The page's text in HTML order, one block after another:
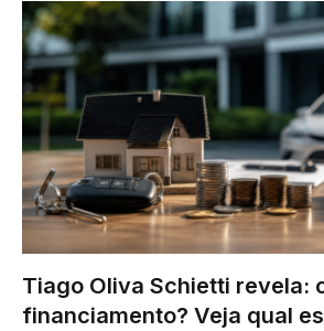
Tiago Oliva Schietti revela:
financiamento? Veja qual